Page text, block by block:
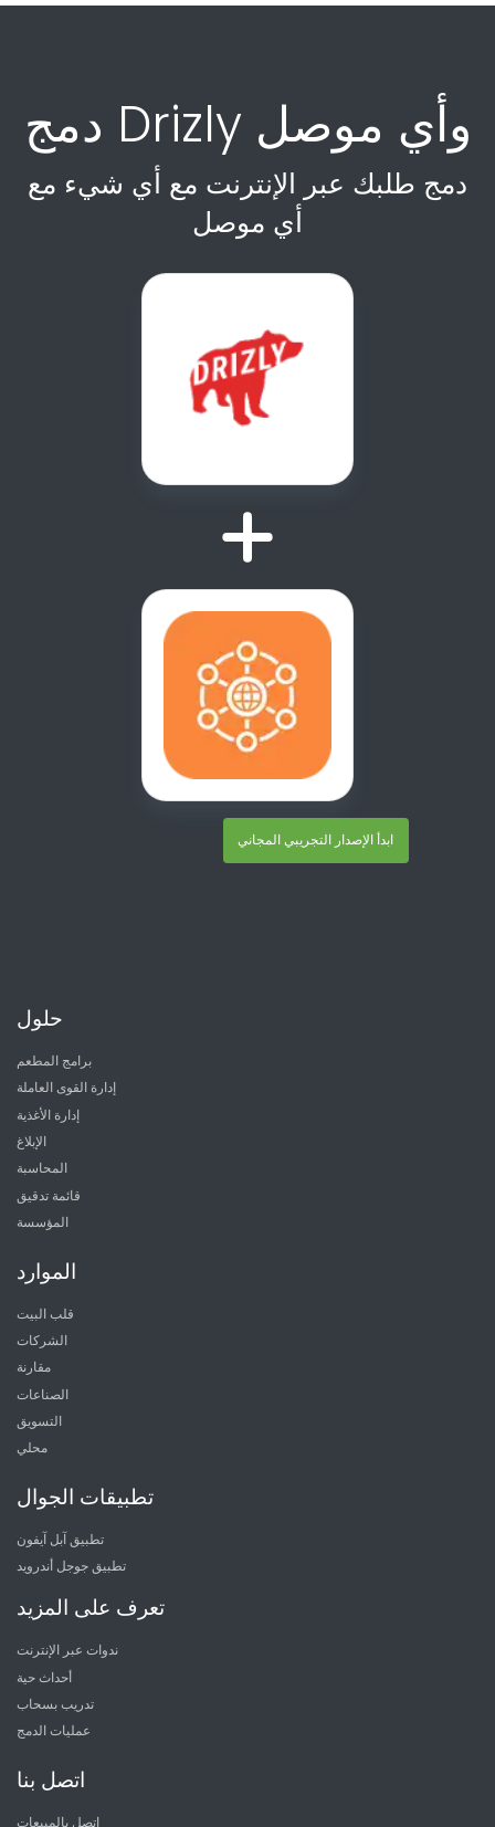
دمج Drizly وأي موصل
دمج طلبك عبر الإنترنت مع أي شيء مع
أي موصل
ابدأ الإصدار التجريبي المجاني
حلول
برامج المطعم
إدارة القوى العاملة
إدارة الأغذية
الإبلاغ
المحاسبة
قائمة تدقيق
المؤسسة
الموارد
قلب البيت
الشركات
مقارنة
الصناعات
التسويق
محلي
تطبيقات الجوال
تطبيق آبل آيفون
تطبيق جوجل أندرويد
تعرف على المزيد
ندوات عبر الإنترنت
أحداث حية
تدريب بسحاب
عمليات الدمج
اتصل بنا
اتصل بالمبيعات